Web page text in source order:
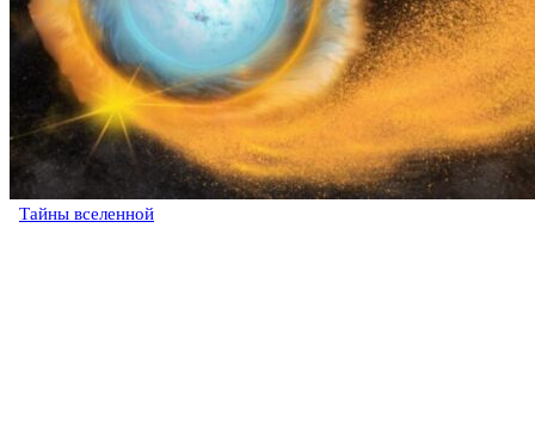
Тайны вселенной